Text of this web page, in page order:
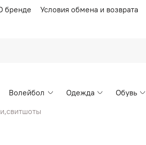
бренде Условия обмена и возврата
Волейбол Одежда Обувь